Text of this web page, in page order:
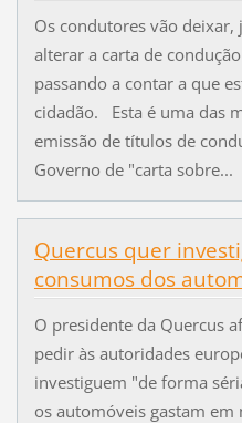
Os condutores vão
alterar a carta de
passando a contar a que
cidadão. Esta é uma das
emissão de títulos de
Governo de "carta sobre...
Quercus quer
consumos dos
O presidente da Quercus
pedir às autoridades
investiguem "de forma
os automóveis gastam em